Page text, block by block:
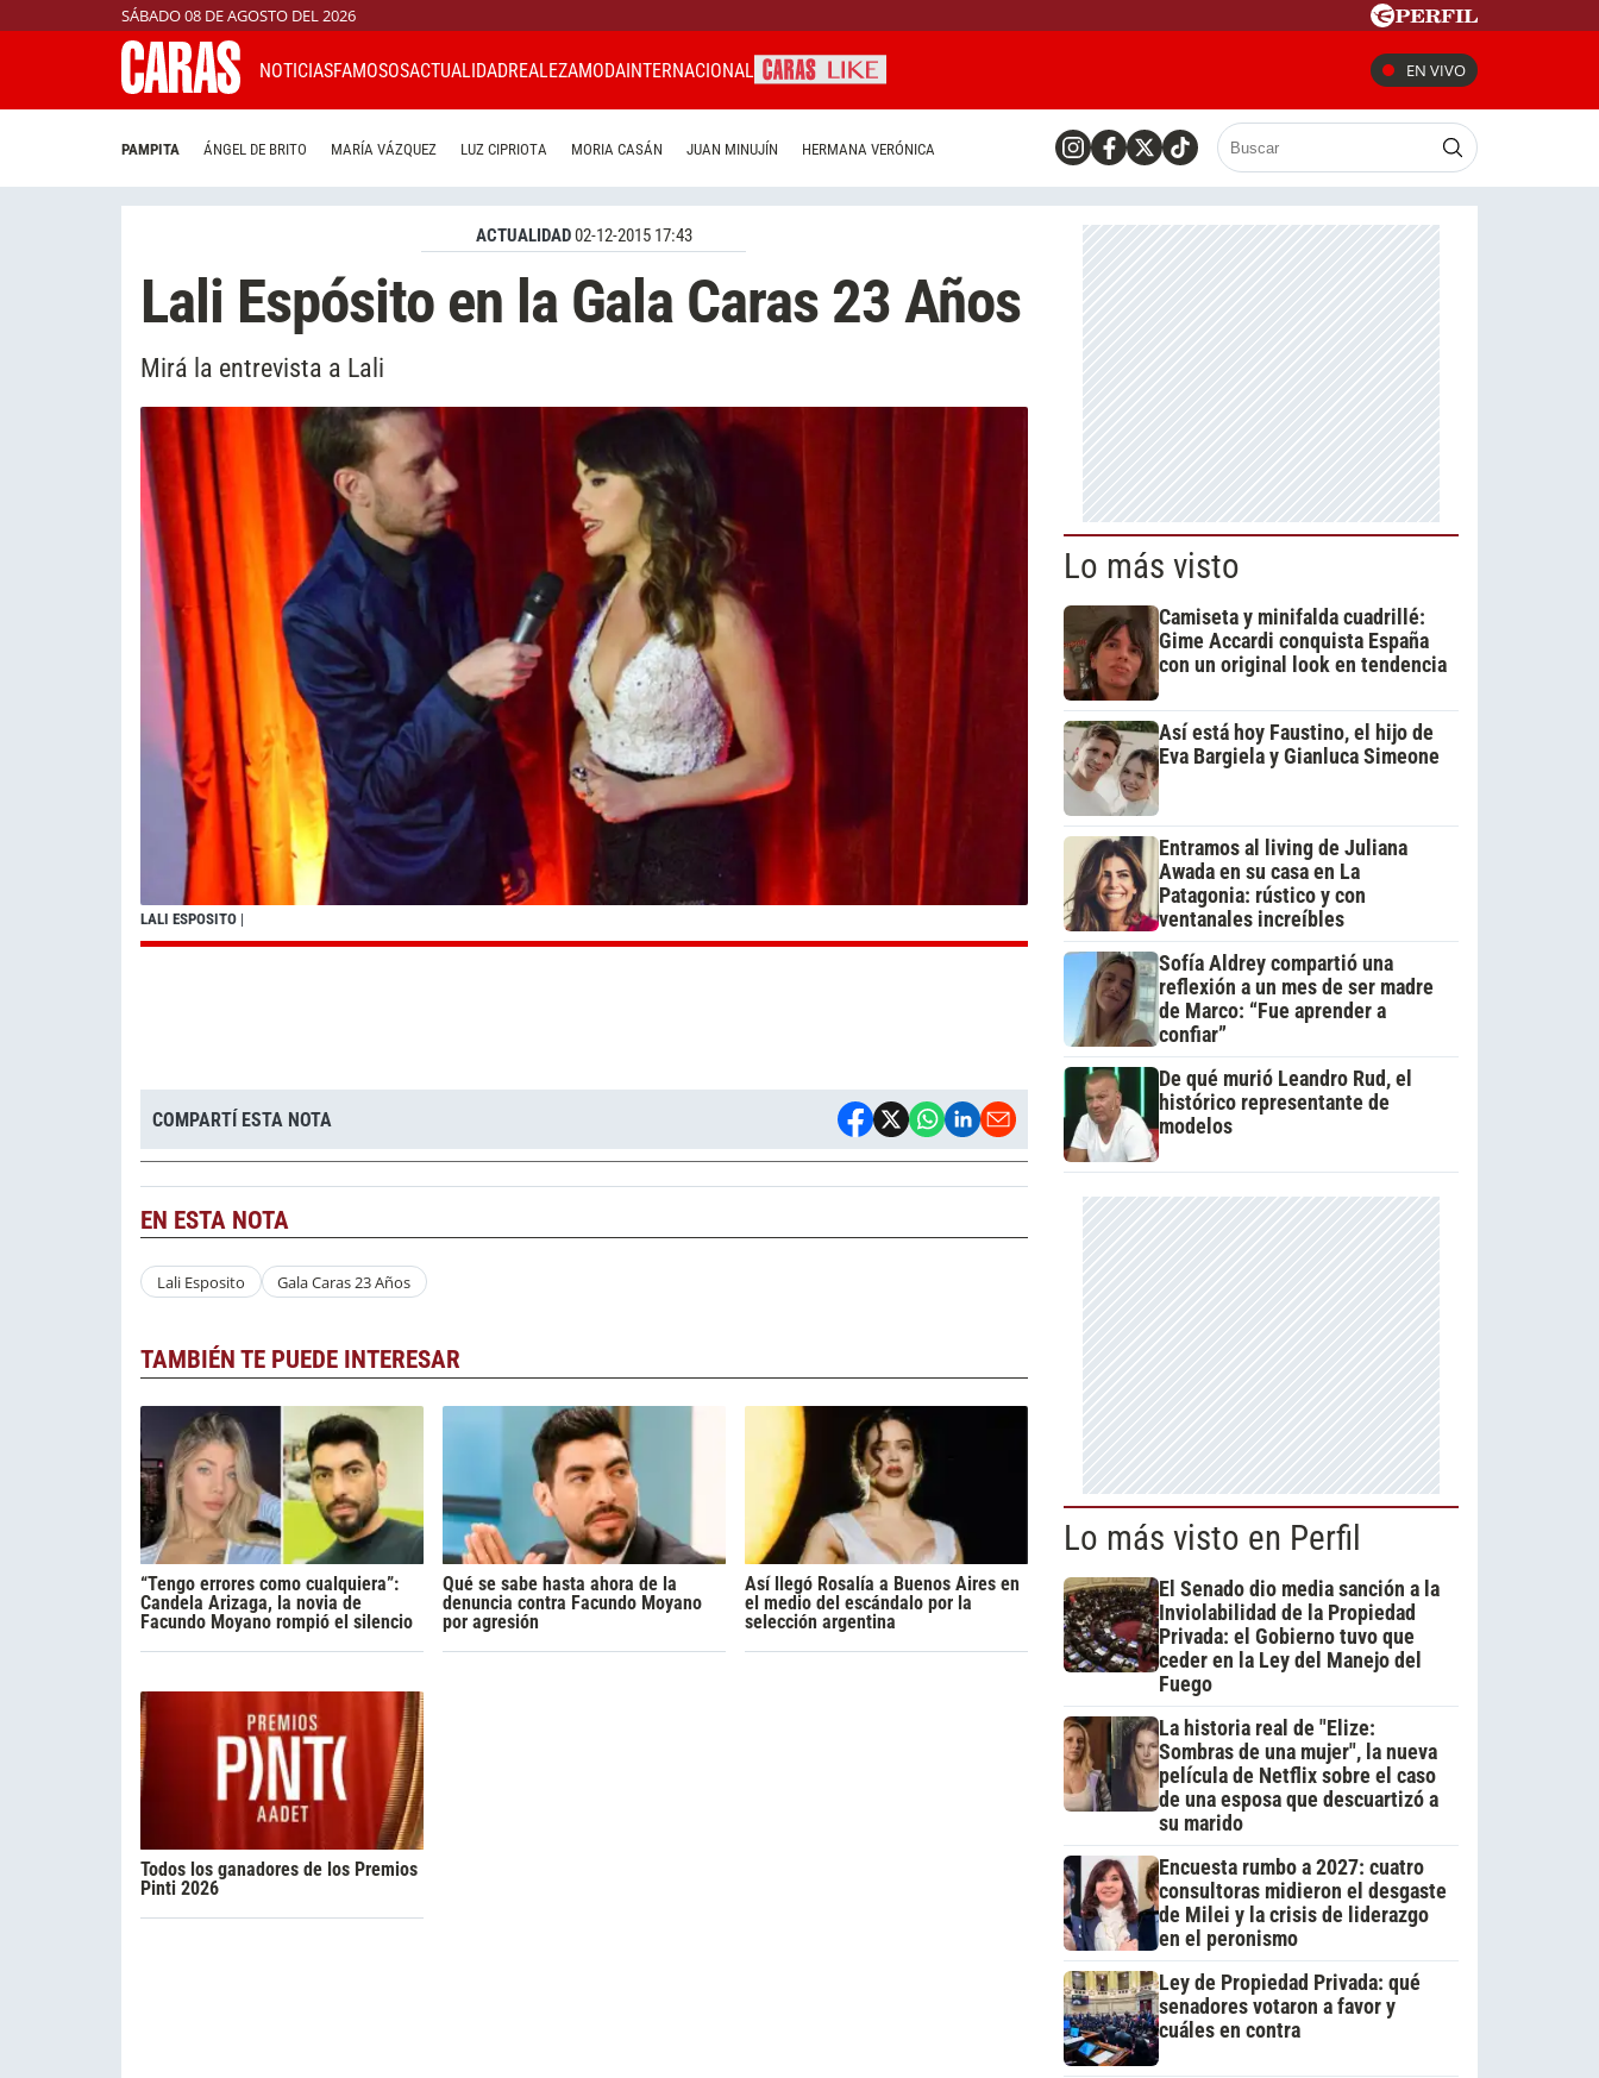
SÁBADO 08 DE AGOSTO DEL 2026
NOTICIASFAMOSOSACTUALIDADREALEZAMODAINTERNACIONAL EN VIVO
PAMPITA ÁNGEL DE BRITO MARÍA VÁZQUEZ LUZ CIPRIOTA MORIA CASÁN JUAN MINUJÍN HERMANA VERÓNICA
ACTUALIDAD02-12-2015 17:43
Lali Espósito en la Gala Caras 23 Años
Mirá la entrevista a Lali
LALI ESPOSITO |
COMPARTÍ ESTA NOTA
EN ESTA NOTA
Lali Esposito Gala Caras 23 Años
TAMBIÉN TE PUEDE INTERESAR
“Tengo errores como cualquiera”:
Candela Arizaga, la novia de
Facundo Moyano rompió el silencio
Qué se sabe hasta ahora de la
denuncia contra Facundo Moyano
por agresión
Así llegó Rosalía a Buenos Aires en
el medio del escándalo por la
selección argentina
Todos los ganadores de los Premios
Pinti 2026
Lo más visto
Camiseta y minifalda cuadrillé:
Gime Accardi conquista España
con un original look en tendencia
Así está hoy Faustino, el hijo de
Eva Bargiela y Gianluca Simeone
Entramos al living de Juliana
Awada en su casa en La
Patagonia: rústico y con
ventanales increíbles
Sofía Aldrey compartió una
reflexión a un mes de ser madre
de Marco: “Fue aprender a
confiar”
De qué murió Leandro Rud, el
histórico representante de
modelos
Lo más visto en Perfil
El Senado dio media sanción a la
Inviolabilidad de la Propiedad
Privada: el Gobierno tuvo que
ceder en la Ley del Manejo del
Fuego
La historia real de "Elize:
Sombras de una mujer", la nueva
película de Netflix sobre el caso
de una esposa que descuartizó a
su marido
Encuesta rumbo a 2027: cuatro
consultoras midieron el desgaste
de Milei y la crisis de liderazgo
en el peronismo
Ley de Propiedad Privada: qué
senadores votaron a favor y
cuáles en contra